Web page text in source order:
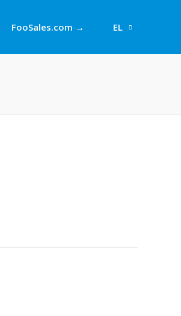
FooSales.com → EL